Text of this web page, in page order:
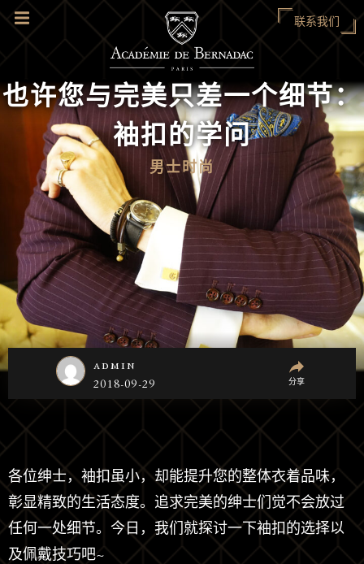
联系我们
也许您与完美只差一个细节：
袖扣的学问
男士时尚
admin
2018-09-29 分享
各位绅士，袖扣虽小，却能提升您的整体衣着品味，
彰显精致的生活态度。追求完美的绅士们觉不会放过
任何一处细节。今日，我们就探讨一下袖扣的选择以
及佩戴技巧吧~